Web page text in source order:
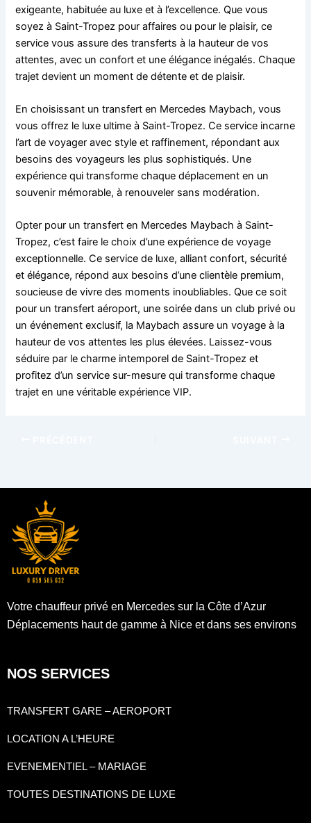
exigeante, habituée au luxe et à l’excellence. Que vous
soyez à Saint-Tropez pour affaires ou pour le plaisir, ce
service vous assure des transferts à la hauteur de vos
attentes, avec un confort et une élégance inégalés. Chaque
trajet devient un moment de détente et de plaisir.
En choisissant un transfert en Mercedes Maybach, vous
vous offrez le luxe ultime à Saint-Tropez. Ce service incarne
l’art de voyager avec style et raffinement, répondant aux
besoins des voyageurs les plus sophistiqués. Une
expérience qui transforme chaque déplacement en un
souvenir mémorable, à renouveler sans modération.
Opter pour un transfert en Mercedes Maybach à Saint-
Tropez, c’est faire le choix d’une expérience de voyage
exceptionnelle. Ce service de luxe, alliant confort, sécurité
et élégance, répond aux besoins d’une clientèle premium,
soucieuse de vivre des moments inoubliables. Que ce soit
pour un transfert aéroport, une soirée dans un club privé ou
un événement exclusif, la Maybach assure un voyage à la
hauteur de vos attentes les plus élevées. Laissez-vous
séduire par le charme intemporel de Saint-Tropez et
profitez d’un service sur-mesure qui transforme chaque
trajet en une véritable expérience VIP.
Votre chauffeur privé en Mercedes sur la Côte d’Azur
Déplacements haut de gamme à Nice et dans ses environs
NOS SERVICES
TRANSFERT GARE – AEROPORT
LOCATION A L’HEURE
EVENEMENTIEL – MARIAGE
TOUTES DESTINATIONS DE LUXE